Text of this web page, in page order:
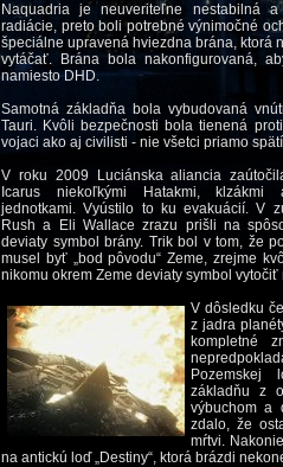
Naquadria je neuveriteľne nestabilná
radiácie, preto boli potrebné výnimočné
špeciálne upravená hviezdna brána, ktorá
vytáčať. Brána bola nakonfigurovaná,
namiesto DHD.
Samotná základňa bola vybudovaná
Tauri. Kvôli bezpečnosti bola tienená
vojaci ako aj civilisti - nie všetci priamo
V roku 2009 Luciánska aliancia
Icarus niekoľkými Hatakmi, klzákmi
jednotkami. Vyústilo to ku evakuácií. V
Rush a Eli Wallace zrazu prišli na
deviaty symbol brány. Trik bol v tom, že
musel byť „bod pôvodu“ Zeme, zrejme
nikomu okrem Zeme deviaty symbol
V dôsledku
z jadra
kompletné
Pozemskej
základňu z
výbuchom a
zdalo, že
mŕtvi.
na antickú loď „Destiny“, ktorá brázdi